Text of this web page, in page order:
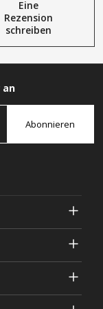
Eine
Rezension
schreiben
an
Abonnieren